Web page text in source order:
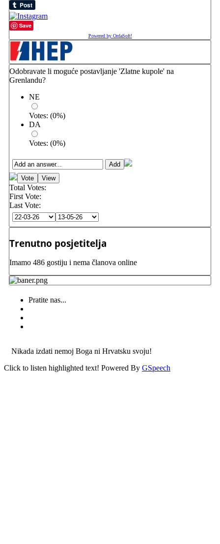
Save
Powered by OrdaSoft!
Odobravate li moguće postavljanje 'Zlatne kupole' na
Grenlandu?
NE
Votes: (0%)
DA
Votes: (0%)
Total Votes:
First Vote:
Last Vote:
Trenutno posjetitelja
Imamo 486 gostiju i nema članova online
Pratite nas...
Nikada izdati nemoj Boga ni Hrvatsku svoju!
Click to listen highlighted text! Powered By GSpeech